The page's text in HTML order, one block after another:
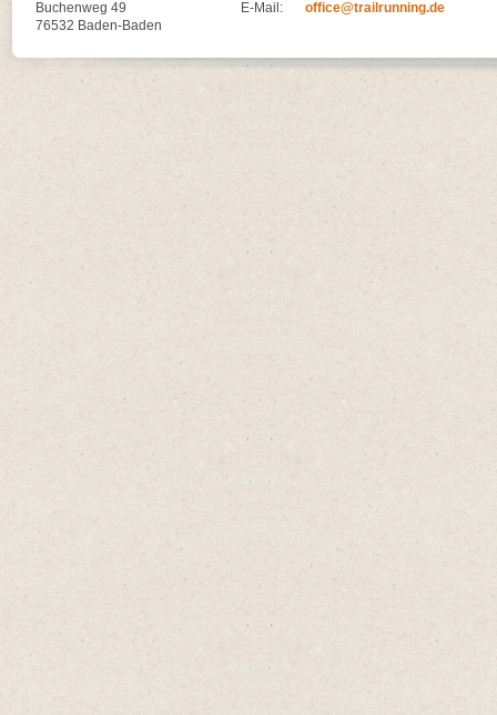
Buchenweg 49
76532 Baden-Baden
E-Mail:
office@trailrunning.de